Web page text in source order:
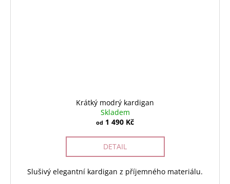
Krátký modrý kardigan
Skladem
od 1 490 Kč
DETAIL
Slušivý elegantní kardigan z příjemného materiálu.